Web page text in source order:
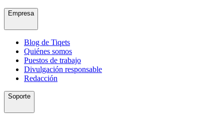
Empresa
Blog de Tiqets
Quiénes somos
Puestos de trabajo
Divulgación responsable
Redacción
Soporte